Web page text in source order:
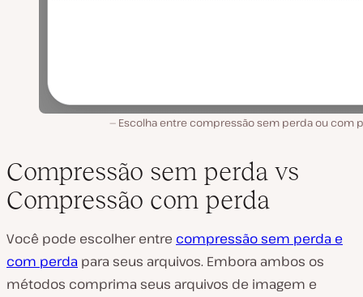
Escolha entre compressão sem perda ou com
Compressão sem perda vs
Compressão com perda
Você pode escolher entre compressão sem perda e
com perda para seus arquivos. Embora ambos os
métodos comprima seus arquivos de imagem e